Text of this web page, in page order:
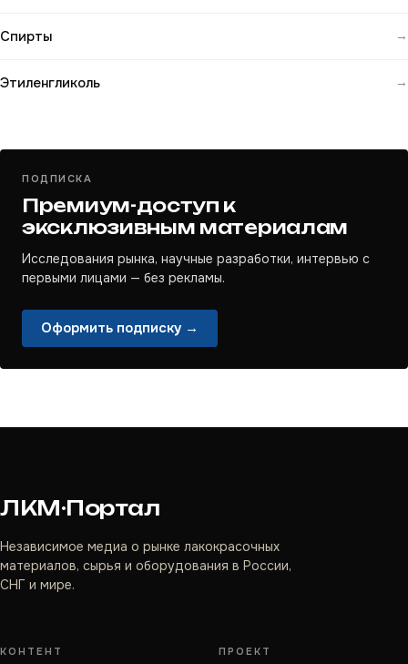
Спирты →
Этиленгликоль →
ПОДПИСКА
Премиум-доступ к
эксклюзивным материалам
Исследования рынка, научные разработки, интервью с
первыми лицами — без рекламы.
Оформить подписку →
ЛКМ·Портал
Независимое медиа о рынке лакокрасочных
материалов, сырья и оборудования в России,
СНГ и мире.
КОНТЕНТ ПРОЕКТ